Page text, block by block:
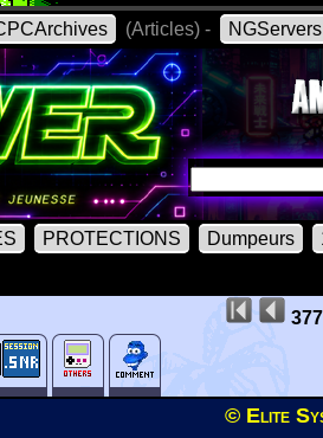
(Articles) - NGServers
PROTECTIONS Dumpeurs
377
© Elite